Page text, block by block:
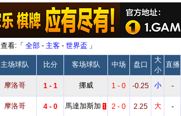
查看:「 全部- 主客- 世界盃 」
主场球队 比分 客场球队 中场 盘口
大
小
直播
摩洛哥 1 - 1 挪威 1 - 0 -0.25 小
-
摩洛哥 4 - 0 馬達加斯加 1 2 - 0 2.25 大
-